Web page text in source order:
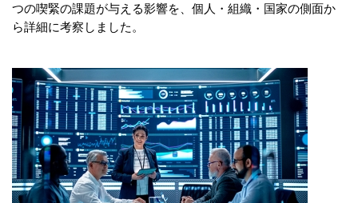
つの喫緊の課題が与える影響を、個人・組織・国家の側面か
ら詳細に考察しました。